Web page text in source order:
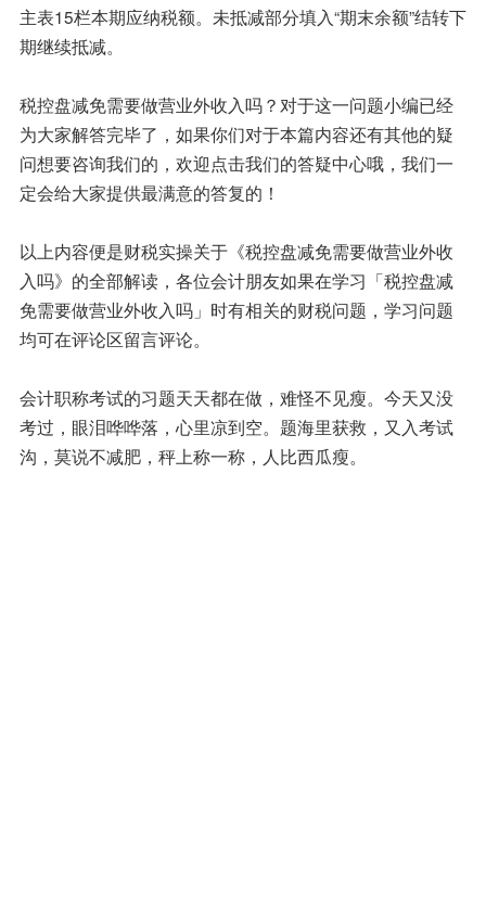
主表15栏本期应纳税额。未抵减部分填入“期末余额”结转下
期继续抵减。
税控盘减免需要做营业外收入吗？对于这一问题小编已经
为大家解答完毕了，如果你们对于本篇内容还有其他的疑
问想要咨询我们的，欢迎点击我们的答疑中心哦，我们一
定会给大家提供最满意的答复的！
以上内容便是财税实操关于《税控盘减免需要做营业外收
入吗》的全部解读，各位会计朋友如果在学习「税控盘减
免需要做营业外收入吗」时有相关的财税问题，学习问题
均可在评论区留言评论。
会计职称考试的习题天天都在做，难怪不见瘦。今天又没
考过，眼泪哗哗落，心里凉到空。题海里获救，又入考试
沟，莫说不减肥，秤上称一称，人比西瓜瘦。